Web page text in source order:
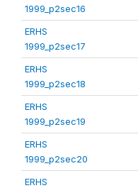
1999_p2sec16
ERHS
1999_p2sec17
ERHS
1999_p2sec18
ERHS
1999_p2sec19
ERHS
1999_p2sec20
ERHS